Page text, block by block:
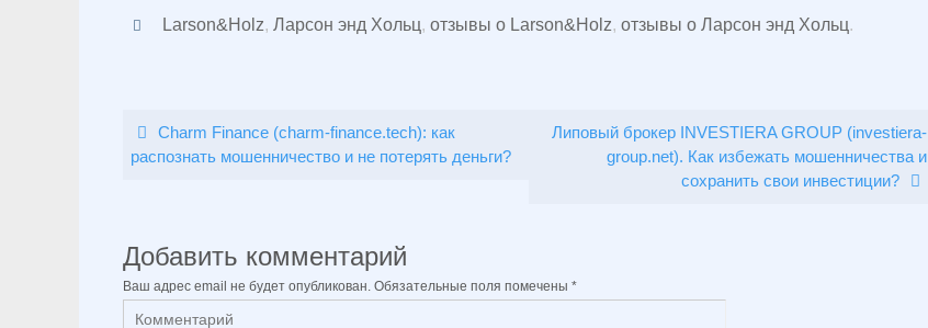
Larson&Holz, Ларсон энд Хольц, отзывы о Larson&Holz, отзывы о Ларсон энд Хольц.
Charm Finance (charm-finance.tech): как
распознать мошенничество и не потерять деньги?
Липовый брокер INVESTIERA GROUP (investiera-
group.net). Как избежать мошенничества и
сохранить свои инвестиции?
Добавить комментарий
Ваш адрес email не будет опубликован. Обязательные поля помечены *